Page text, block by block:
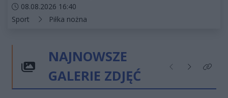
Data dodania artykułu:
08.08.2026 16:40
Kategorie artykułu:
Sport Piłka nożna
NAJNOWSZE
GALERIE ZDJĘĆ
Poprzednie
NastępneKliknij